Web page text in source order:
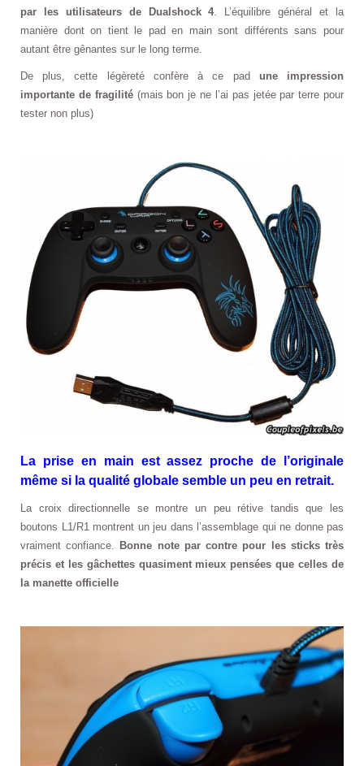
par les utilisateurs de Dualshock 4. L’équilibre général et la
manière dont on tient le pad en main sont différents sans pour
autant être gênantes sur le long terme.
De plus, cette légèreté confère à ce pad une impression
importante de fragilité(mais bon je ne l’ai pas jetée par terre pour
tester non plus)
La prise en main est assez proche de l’originale
même si la qualité globale semble un peu en retrait.
La croix directionnelle se montre un peu rétive tandis que les
boutons L1/R1 montrent un jeu dans l’assemblage qui ne donne pas
vraiment confiance. Bonne note par contre pour les sticks très
précis et les gâchettes quasiment mieux pensées que celles de
la manette officielle